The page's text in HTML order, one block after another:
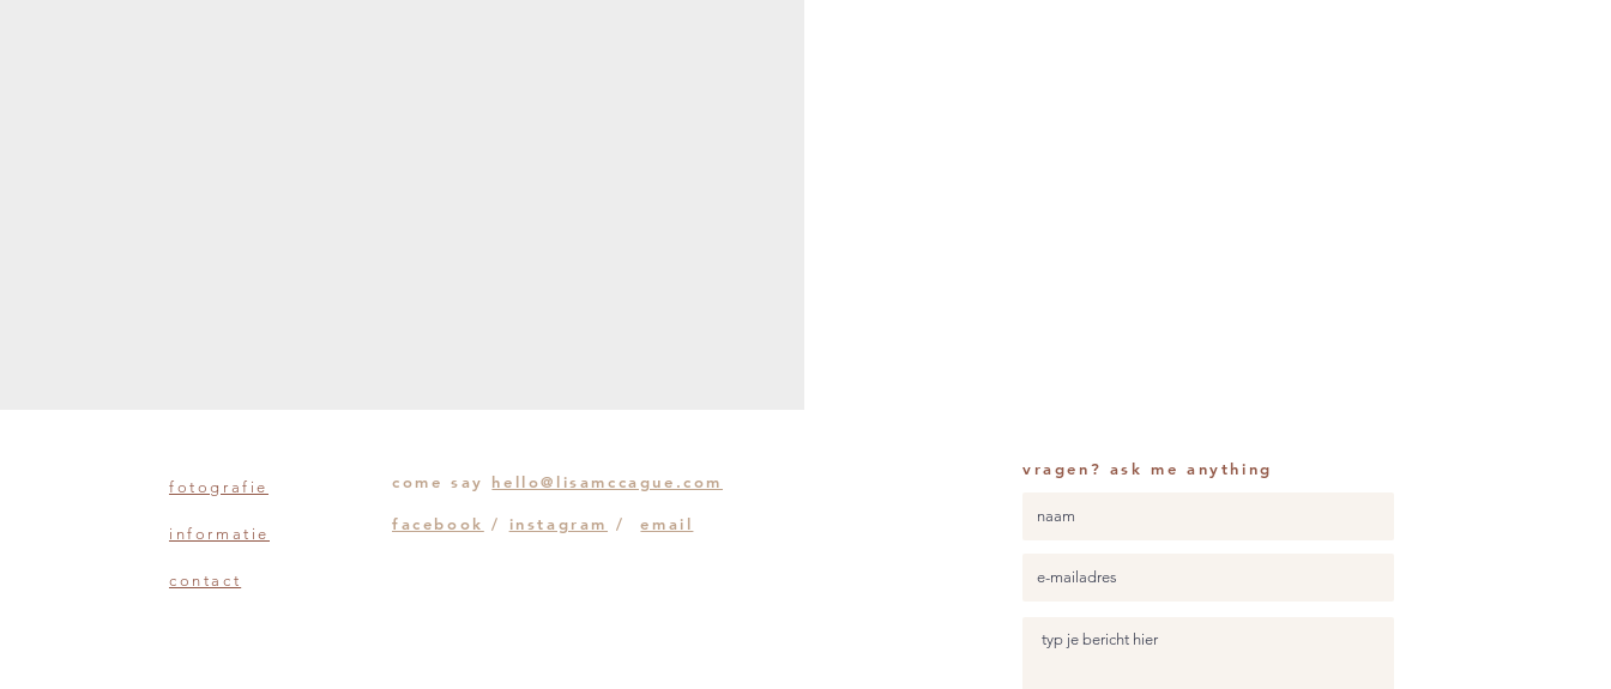
fotografie
informatie
contact
come say hello@lisamccague.com
facebook / instagram /email
vragen? ask me anything